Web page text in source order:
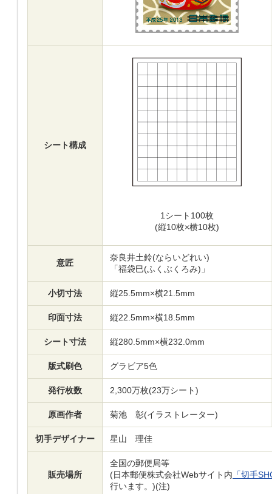
シート構成
1シート100枚
(縦10枚×横10枚)
意匠
奈良井土鈴(ならいどれい)
「福袋巳(ふくぶくろみ)」
小切寸法 縦25.5mm×横21.5mm
印面寸法 縦22.5mm×横18.5mm
シート寸法 縦280.5mm×横232.0mm
版式刷色 グラビア5色
発行枚数 2,300万枚(23万シート)
原画作者 菊池 彰(イラストレーター)
切手デザイナー 星山 理佳
販売場所
全国の郵便局等
(日本郵便株式会社Webサイト内 「切手
行います。)(注)